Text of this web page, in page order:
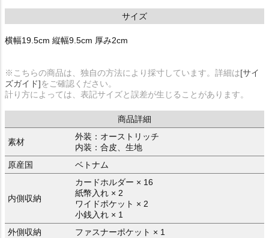
サイズ
横幅19.5cm 縦幅9.5cm 厚み2cm
※こちらの商品は、独自の方法により採寸しています。詳細は[サイ
ズガイド]をご確認ください。
計り方によっては、表記サイズと誤差が生じることがあります。
商品詳細
素材
外装：オーストリッチ
内装：合皮、生地
原産国
ベトナム
内側収納
カードホルダー × 16
紙幣入れ × 2
ワイドポケット × 2
小銭入れ × 1
外側収納
ファスナーポケット × 1